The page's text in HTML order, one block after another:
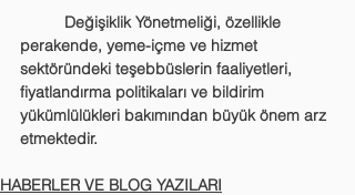
perakende, yeme-içme ve hizmet
sektöründeki teşebbüslerin faaliyetleri,
fiyatlandırma politikaları ve bildirim
yükümlülükleri bakımından büyük önem arz
etmektedir.
HABERLER VE BLOG YAZILARI